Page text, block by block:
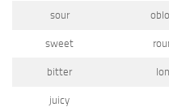
sour
sweet
bitter
juicy